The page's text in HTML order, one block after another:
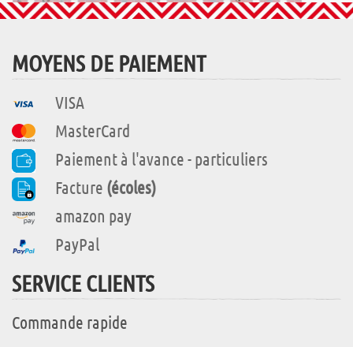
MOYENS DE PAIEMENT
VISA
MasterCard
Paiement à l'avance - particuliers
Facture (écoles)
amazon pay
PayPal
SERVICE CLIENTS
Commande rapide